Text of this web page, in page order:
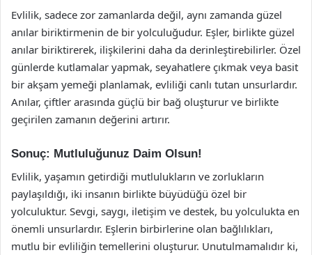
Evlilik, sadece zor zamanlarda değil, aynı zamanda güzel
anılar biriktirmenin de bir yolculuğudur. Eşler, birlikte güzel
anılar biriktirerek, ilişkilerini daha da derinleştirebilirler. Özel
günlerde kutlamalar yapmak, seyahatlere çıkmak veya basit
bir akşam yemeği planlamak, evliliği canlı tutan unsurlardır.
Anılar, çiftler arasında güçlü bir bağ oluşturur ve birlikte
geçirilen zamanın değerini artırır.
Sonuç: Mutluluğunuz Daim Olsun!
Evlilik, yaşamın getirdiği mutlulukların ve zorlukların
paylaşıldığı, iki insanın birlikte büyüdüğü özel bir
yolculuktur. Sevgi, saygı, iletişim ve destek, bu yolculukta en
önemli unsurlardır. Eşlerin birbirlerine olan bağlılıkları,
mutlu bir evliliğin temellerini oluşturur. Unutulmamalıdır ki,